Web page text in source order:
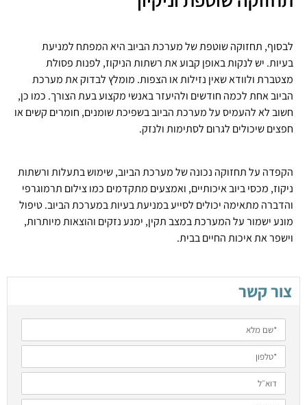
לבסוף, תחזוקה שוטפת של מערכת הביוב היא המפתח למניעת
בעיות. יש לנקות באופן קבוע את רשתות הניקוז, לפנות פסולת
מצטברת ולוודא שאין נזילות או הצפות. מומלץ לבדוק את מערכת
הביוב אחת לכמה חודשים ולהיעזר באנשי מקצוע בעת הצורך. כמו כן,
חשוב לא להעמיס על מערכת הביוב בשפיכת שומנים, חומרים קשים או
חפצים שיכולים לגרום לסתימות ולנזק.
הקפדה על תחזוקה נכונה של מערכת הביוב, שימוש בתעלות ורשתות
ניקוז, מכסי ביוב איכותיים, ואמצעים מתקדמים כמו צילום תרמוגרפי
והדברה מתאימה יכולים לסייע במניעת בעיות במערכת הביוב. טיפול
מונע ישמור על המערכת במצב תקין, ימנע נזקים והוצאות מיותרות,
וישפר את איכות החיים בבית.
צור קשר